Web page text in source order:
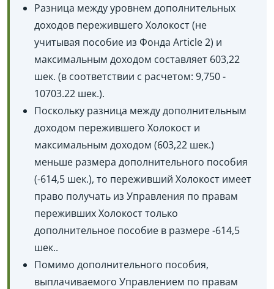
Разница между уровнем дополнительных
доходов пережившего Холокост (не
учитывая пособие из Фонда Article 2) и
максимальным доходом составляет 603,22
шек. (в соответствии с расчетом: 9,750 -
10703.22 шек.).
Поскольку разница между дополнительным
доходом пережившего Холокост и
максимальным доходом (603,22 шек.)
меньше размера дополнительного пособия
(-614,5 шек.), то переживший Холокост имеет
право получать из Управления по правам
переживших Холокост только
дополнительное пособие в размере -614,5
шек..
Помимо дополнительного пособия,
выплачиваемого Управлением по правам